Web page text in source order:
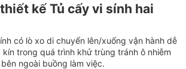
kế Tủ cấy vi sính hai
có lò xo di chuyển lên/xuống vận hành dễ
trong quá trình khử trùng tránh ô nhiễm
ngoài buồng làm việc.